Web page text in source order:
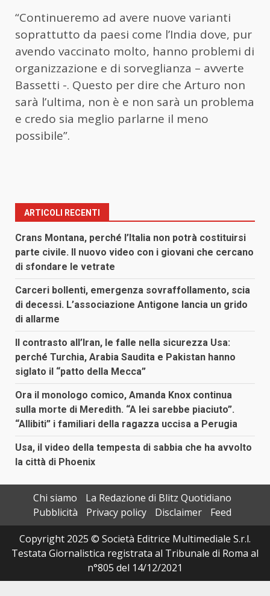
“Continueremo ad avere nuove varianti
soprattutto da paesi come l’India dove, pur
avendo vaccinato molto, hanno problemi di
organizzazione e di sorveglianza – avverte
Bassetti -. Questo per dire che Arturo non
sarà l’ultima, non è e non sarà un problema
e credo sia meglio parlarne il meno
possibile”.
ARTICOLI RECENTI
Crans Montana, perché l’Italia non potrà costituirsi
parte civile. Il nuovo video con i giovani che cercano
di sfondare le vetrate
Carceri bollenti, emergenza sovraffollamento, scia
di decessi. L’associazione Antigone lancia un grido
di allarme
Il contrasto all’Iran, le falle nella sicurezza Usa:
perché Turchia, Arabia Saudita e Pakistan hanno
siglato il “patto della Mecca”
Ora il monologo comico, Amanda Knox continua
sulla morte di Meredith. “A lei sarebbe piaciuto”.
“Allibiti” i familiari della ragazza uccisa a Perugia
Usa, il video della tempesta di sabbia che ha avvolto
la città di Phoenix
Chi siamo
La Redazione di Blitz Quotidiano
Pubblicità
Privacy policy Disclaimer
Feed
Copyright 2025 © Società Editrice Multimediale S.r.l.
Testata Giornalistica registrata al Tribunale di Roma al
n°805 del 14/12/2021